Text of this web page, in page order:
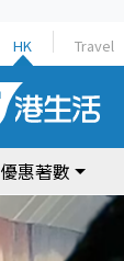
HK Travel
優惠著數